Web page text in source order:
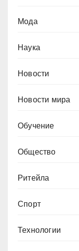
Мода
Наука
Новости
Новости мира
Обучение
Общество
Ритейла
Спорт
Технологии